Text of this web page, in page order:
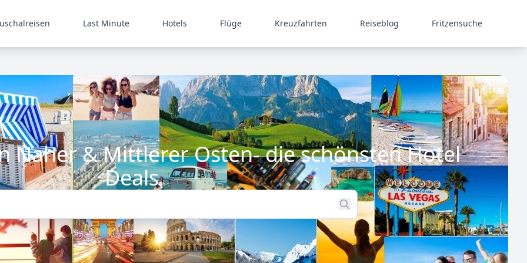
Last Minute Hotels Flüge Kreuzfahrten Reiseblog Fritzensuche
Naher & Mittlerer Osten- die schönsten Hotel
Deals